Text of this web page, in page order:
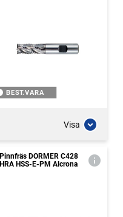
BEST.VARA
Visa
Pinnfräs DORMER C428
HRA HSS-E-PM Alcrona